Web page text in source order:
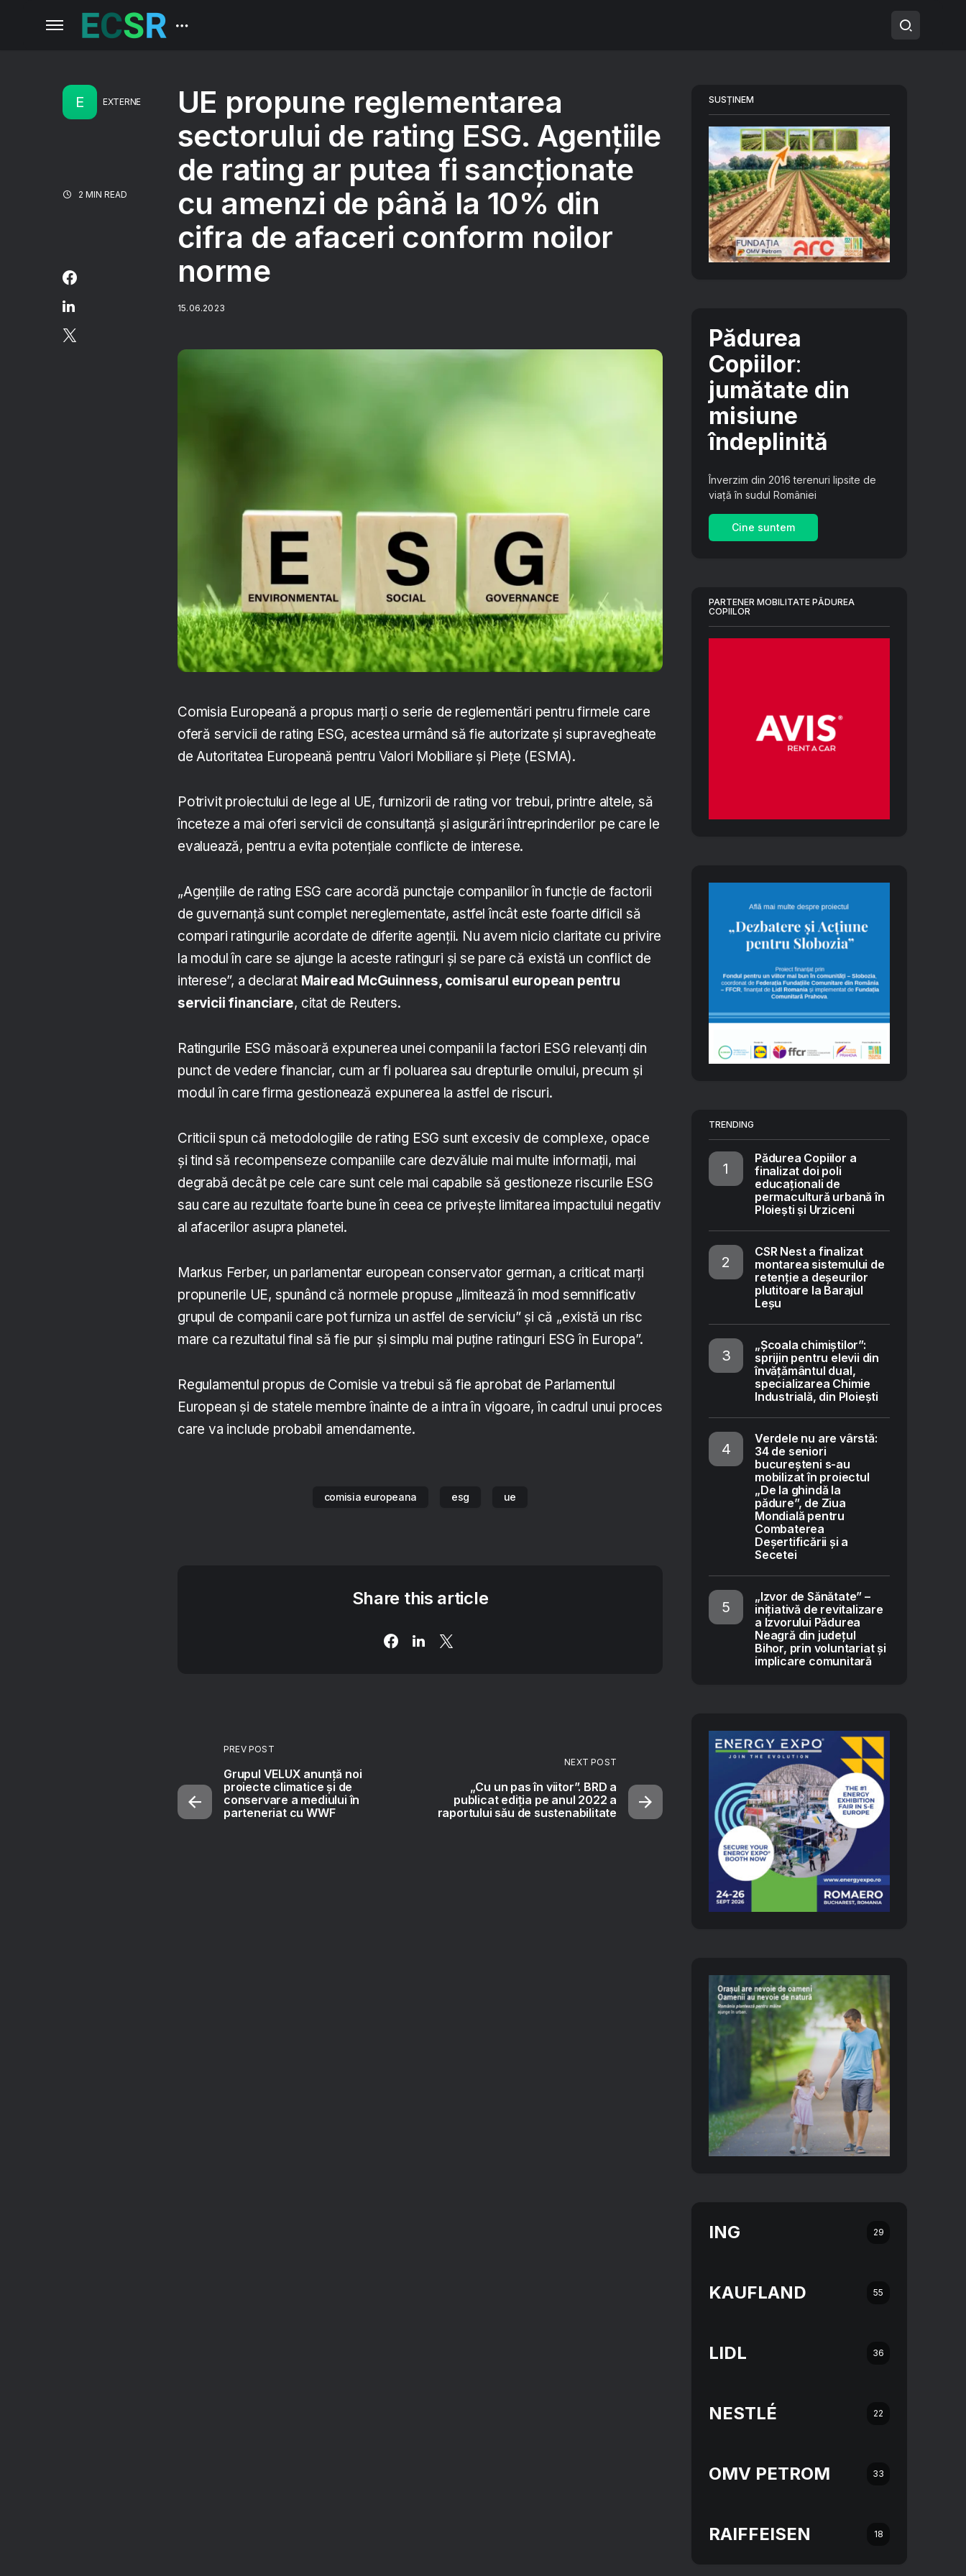
E EXTERNE
2 MIN READ
UE propune reglementarea
sectorului de rating ESG. Agențiile
de rating ar putea fi sancționate
cu amenzi de până la 10% din
cifra de afaceri conform noilor
norme
15.06.2023
Comisia Europeană a propus marți o serie de reglementări pentru firmele care
oferă servicii de rating ESG, acestea urmând să fie autorizate și supravegheate
de Autoritatea Europeană pentru Valori Mobiliare și Piețe (ESMA).
Potrivit proiectului de lege al UE, furnizorii de rating vor trebui, printre altele, să
înceteze a mai oferi servicii de consultanță și asigurări întreprinderilor pe care le
evaluează, pentru a evita potențiale conflicte de interese.
„Agențiile de rating ESG care acordă punctaje companiilor în funcție de factorii
de guvernanță sunt complet nereglementate, astfel încât este foarte dificil să
compari ratingurile acordate de diferite agenții. Nu avem nicio claritate cu privire
la modul în care se ajunge la aceste ratinguri și se pare că există un conflict de
interese”, a declarat Mairead McGuinness, comisarul european pentru
servicii financiare, citat de Reuters.
Ratingurile ESG măsoară expunerea unei companii la factori ESG relevanți din
punct de vedere financiar, cum ar fi poluarea sau drepturile omului, precum și
modul în care firma gestionează expunerea la astfel de riscuri.
Criticii spun că metodologiile de rating ESG sunt excesiv de complexe, opace
și tind să recompenseze companiile care dezvăluie mai multe informații, mai
degrabă decât pe cele care sunt cele mai capabile să gestioneze riscurile ESG
sau care au rezultate foarte bune în ceea ce privește limitarea impactului negativ
al afacerilor asupra planetei.
Markus Ferber, un parlamentar european conservator german, a criticat marți
propunerile UE, spunând că normele propuse „limitează în mod semnificativ
grupul de companii care pot furniza un astfel de serviciu” și că „există un risc
mare ca rezultatul final să fie pur și simplu mai puține ratinguri ESG în Europa”.
Regulamentul propus de Comisie va trebui să fie aprobat de Parlamentul
European și de statele membre înainte de a intra în vigoare, în cadrul unui proces
care va include probabil amendamente.
comisia europeana esg ue
Share this article
PREV POST
Grupul VELUX anunță noi
proiecte climatice și de
conservare a mediului în
parteneriat cu WWF
NEXT POST
„Cu un pas în viitor”. BRD a
publicat ediția pe anul 2022 a
raportului său de sustenabilitate
SUSȚINEM
Pădurea
Copiilor:
jumătate din
misiune
îndeplinită
Înverzim din 2016 terenuri lipsite de
viață în sudul României
Cine suntem
PARTENER MOBILITATE PĂDUREA
COPIILOR
TRENDING
Pădurea Copiilor a
finalizat doi poli
educaționali de
permacultură urbană în
Ploiești și Urziceni
CSR Nest a finalizat
montarea sistemului de
retenție a deșeurilor
plutitoare la Barajul
Leșu
„Școala chimiștilor”:
sprijin pentru elevii din
învățământul dual,
specializarea Chimie
Industrială, din Ploiești
Verdele nu are vârstă:
34 de seniori
bucureșteni s-au
mobilizat în proiectul
„De la ghindă la
pădure”, de Ziua
Mondială pentru
Combaterea
Deșertificării și a
Secetei
„Izvor de Sănătate” –
inițiativă de revitalizare
a Izvorului Pădurea
Neagră din județul
Bihor, prin voluntariat și
implicare comunitară
ING 29
KAUFLAND 55
LIDL 36
NESTLÉ 22
OMV PETROM 33
RAIFFEISEN 18